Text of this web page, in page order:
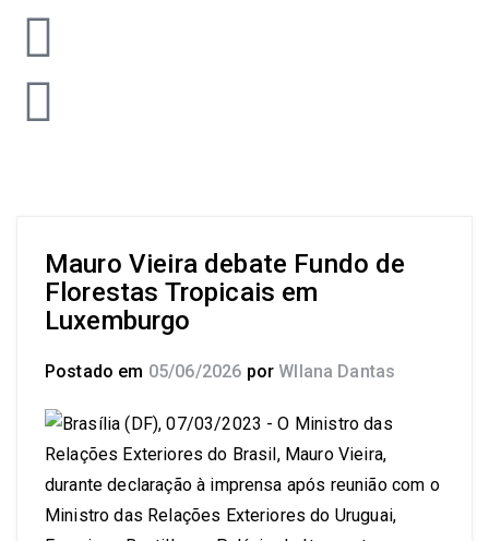
Mauro Vieira debate Fundo de
Florestas Tropicais em
Luxemburgo
Postado em 05/06/2026 por Wllana Dantas